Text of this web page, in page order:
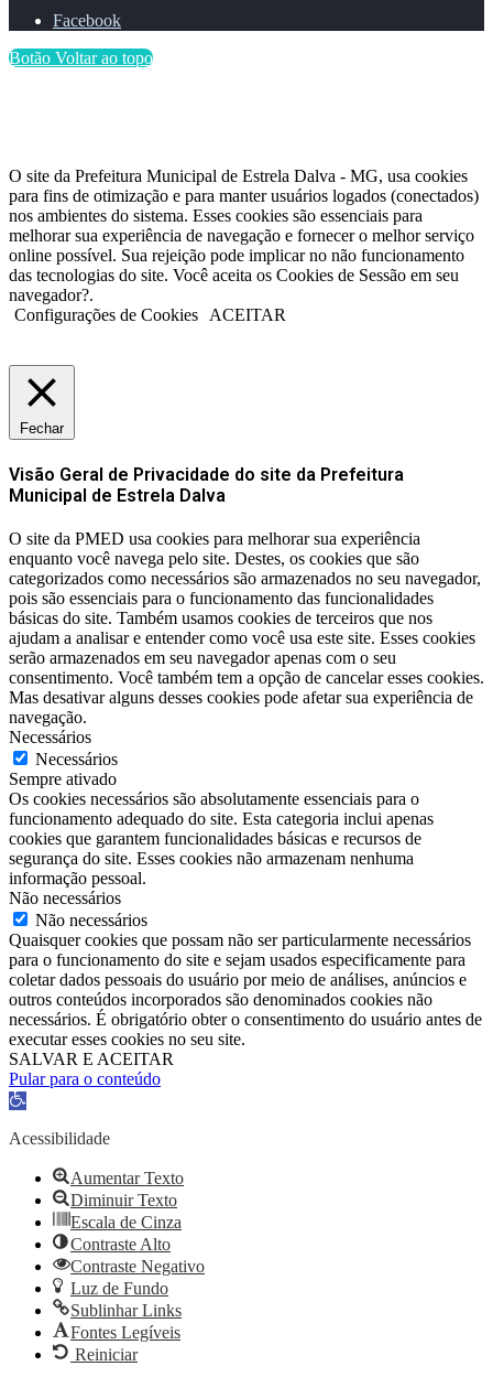
Facebook
Botão Voltar ao topo
O site da Prefeitura Municipal de Estrela Dalva - MG, usa cookies
para fins de otimização e para manter usuários logados (conectados)
nos ambientes do sistema. Esses cookies são essenciais para
melhorar sua experiência de navegação e fornecer o melhor serviço
online possível. Sua rejeição pode implicar no não funcionamento
das tecnologias do site. Você aceita os Cookies de Sessão em seu
navegador?.
Configurações de Cookies
ACEITAR
Fechar
Visão Geral de Privacidade do site da Prefeitura
Municipal de Estrela Dalva
O site da PMED usa cookies para melhorar sua experiência
enquanto você navega pelo site. Destes, os cookies que são
categorizados como necessários são armazenados no seu navegador,
pois são essenciais para o funcionamento das funcionalidades
básicas do site. Também usamos cookies de terceiros que nos
ajudam a analisar e entender como você usa este site. Esses cookies
serão armazenados em seu navegador apenas com o seu
consentimento. Você também tem a opção de cancelar esses cookies.
Mas desativar alguns desses cookies pode afetar sua experiência de
navegação.
Necessários
Necessários
Sempre ativado
Os cookies necessários são absolutamente essenciais para o
funcionamento adequado do site. Esta categoria inclui apenas
cookies que garantem funcionalidades básicas e recursos de
segurança do site. Esses cookies não armazenam nenhuma
informação pessoal.
Não necessários
Não necessários
Quaisquer cookies que possam não ser particularmente necessários
para o funcionamento do site e sejam usados ​​especificamente para
coletar dados pessoais do usuário por meio de análises, anúncios e
outros conteúdos incorporados são denominados cookies não
necessários. É obrigatório obter o consentimento do usuário antes de
executar esses cookies no seu site.
SALVAR E ACEITAR
Pular para o conteúdo
Barra
Ferramentas
Acessibilidade
Aumentar Texto
Diminuir Texto
Escala de Cinza
Contraste Alto
Contraste Negativo
Luz de Fundo
Sublinhar Links
Fontes Legíveis
Reiniciar